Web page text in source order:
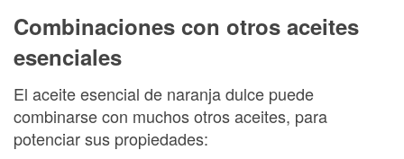
Combinaciones con otros aceites
esenciales
El aceite esencial de naranja dulce puede
combinarse con muchos otros aceites, para
potenciar sus propiedades: